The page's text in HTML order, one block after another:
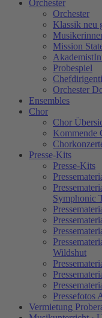
Orchester
Orchester
Klassik neu
Mission
Probespiel
Orchester
Ensembles
Chor
Chor
Kommende
Presse-Kits
Presse-Kits
Symphonic
Wildshut
Pressefotos
Vermietung